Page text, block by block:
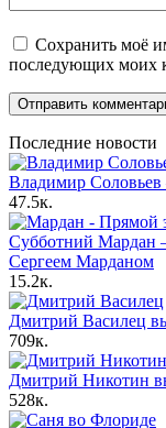
Сохранить моё
последующих моих
Последние новости
Владимир
47.5к.
Субботний Мардан
Сергеем Марданом
15.2к.
Дмитрий Василец
709к.
Дмитрий Никотин
528к.